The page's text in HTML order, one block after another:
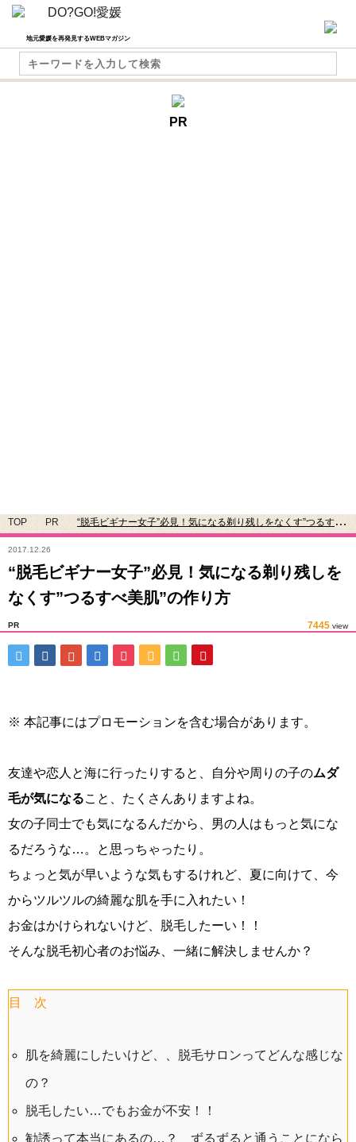
地元愛媛を再発見するWEBマガジン
PR
TOP PR
“脱毛ビギナー女子”必見！気になる剃り残しをなくす”つるすべ
美肌”の作り方
2017.12.26
“脱毛ビギナー女子”必見！気になる剃り残しを
なくす”つるすべ美肌”の作り方
PR 7445 view
※ 本記事にはプロモーションを含む場合があります。
友達や恋人と海に行ったりすると、自分や周りの子のムダ
毛が気になること、たくさんありますよね。
女の子同士でも気になるんだから、男の人はもっと気にな
るだろうな…。と思っちゃったり。
ちょっと気が早いような気もするけれど、夏に向けて、今
からツルツルの綺麗な肌を手に入れたい！
お金はかけられないけど、脱毛したーい！！
そんな脱毛初心者のお悩み、一緒に解決しませんか？
目 次
肌を綺麗にしたいけど、、脱毛サロンってどんな感じな
の？
脱毛したい…でもお金が不安！！
勧誘って本当にあるの…？ ずるずると通うことになら